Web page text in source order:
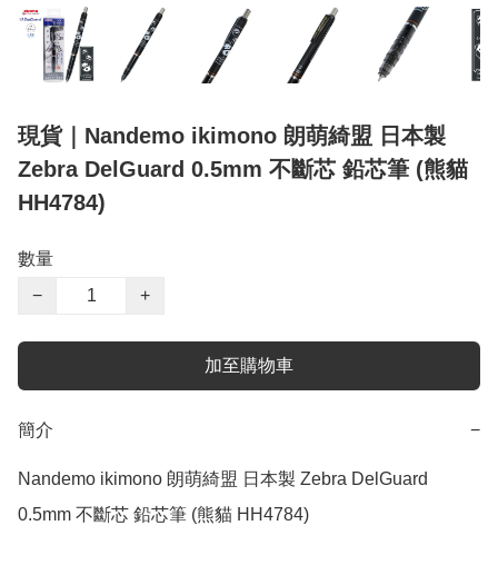
現貨｜Nandemo ikimono 朗萌綺盟 日本製
Zebra DelGuard 0.5mm 不斷芯 鉛芯筆 (熊貓
HH4784)
數量
−
+
加至購物車
簡介 −
Nandemo ikimono 朗萌綺盟 日本製 Zebra DelGuard
0.5mm 不斷芯 鉛芯筆 (熊貓 HH4784)